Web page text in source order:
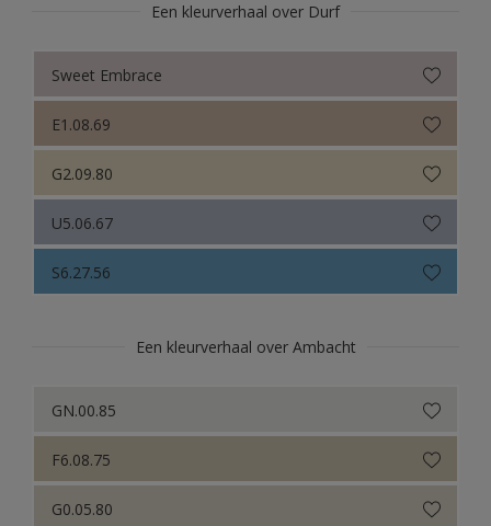
Sikkens Kleurselectie Witten
Sikkens Colour Futures 2024
Sikkens Colour Futures 2022
Sikkens Colour Futures 2021
Colour Futures 2020
Sikkens Colour Futures 2019
Een kleurverhaal over Durf
Sweet Embrace
E1.08.69
G2.09.80
U5.06.67
S6.27.56
Een kleurverhaal over Ambacht
GN.00.85
F6.08.75
G0.05.80